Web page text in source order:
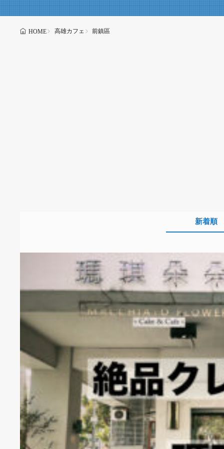
HOME 高雄カフェ 前鎮區
新着順